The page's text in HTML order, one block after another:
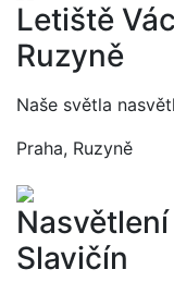
Letiště
Ruzyně
Naše světla
Praha, Ruzyně
Slavičín